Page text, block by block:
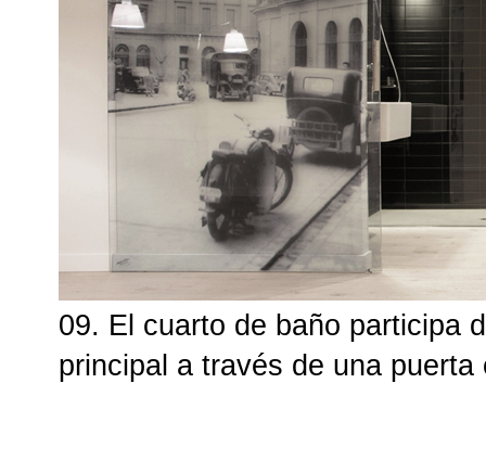
09. El cuarto de baño participa
principal a través de una